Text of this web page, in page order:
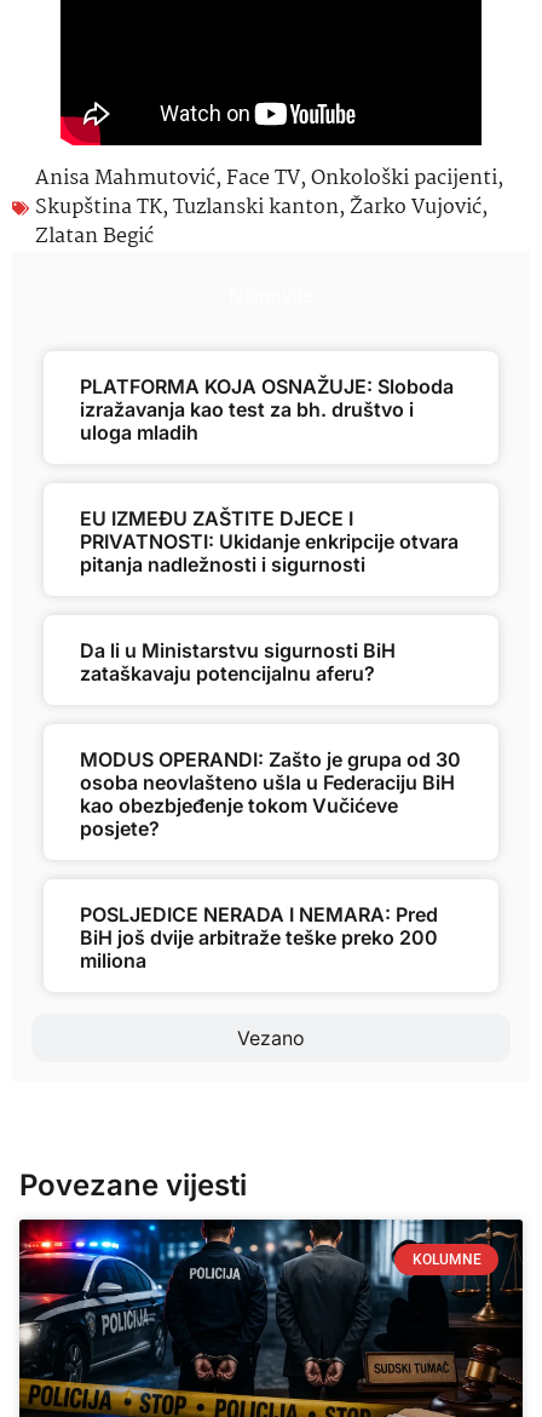
Anisa Mahmutović,Face TV,Onkološki pacijenti,
Skupština TK,Tuzlanski kanton,Žarko Vujović,
Zlatan Begić
Vezano
PLATFORMA KOJA OSNAŽUJE: Sloboda
izražavanja kao test za bh. društvo i
uloga mladih
EU IZMEĐU ZAŠTITE DJECE I
PRIVATNOSTI: Ukidanje enkripcije otvara
pitanja nadležnosti i sigurnosti
Da li u Ministarstvu sigurnosti BiH
zataškavaju potencijalnu aferu?
MODUS OPERANDI: Zašto je grupa od 30
osoba neovlašteno ušla u Federaciju BiH
kao obezbjeđenje tokom Vučićeve
posjete?
POSLJEDICE NERADA I NEMARA: Pred
BiH još dvije arbitraže teške preko 200
miliona
Povezane vijesti
KOLUMNE